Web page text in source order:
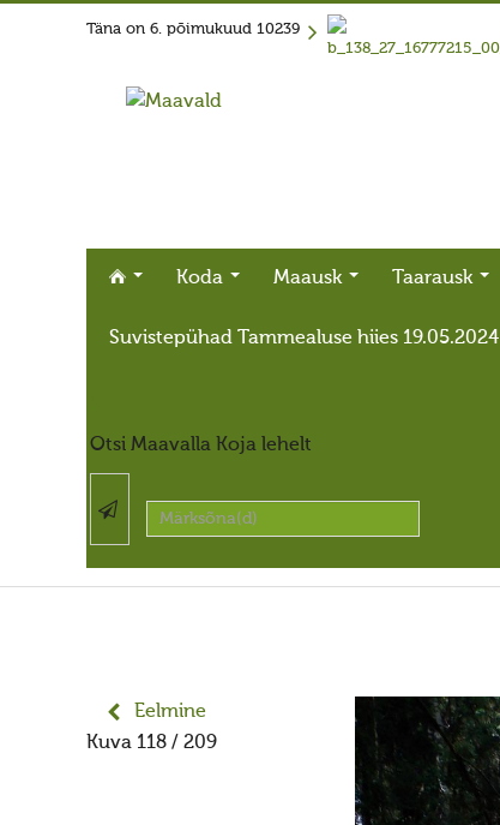
Täna on 6. põimukuud 10239
Koda Maausk Taarausk
Suvistepühad Tammealuse hiies 19.05.2024
Otsi Maavalla Koja lehelt
Eelmine
Kuva 118 / 209